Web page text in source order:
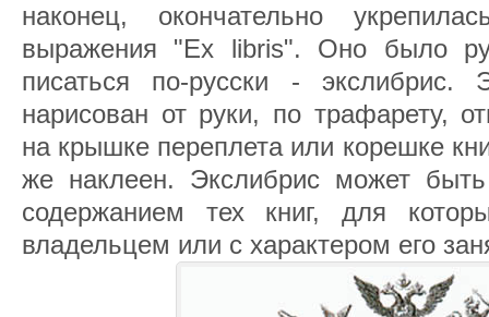
наконец, окончательно
выражения "Ex libris". Оно было
писаться по-русски - экслибрис.
нарисован от руки, по трафарету,
на крышке переплета или корешке
же наклеен. Экслибрис может
содержанием тех книг, для
владельцем или c характером его